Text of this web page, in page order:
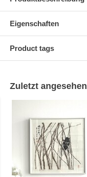
Eigenschaften
Product tags
Zuletzt angesehen